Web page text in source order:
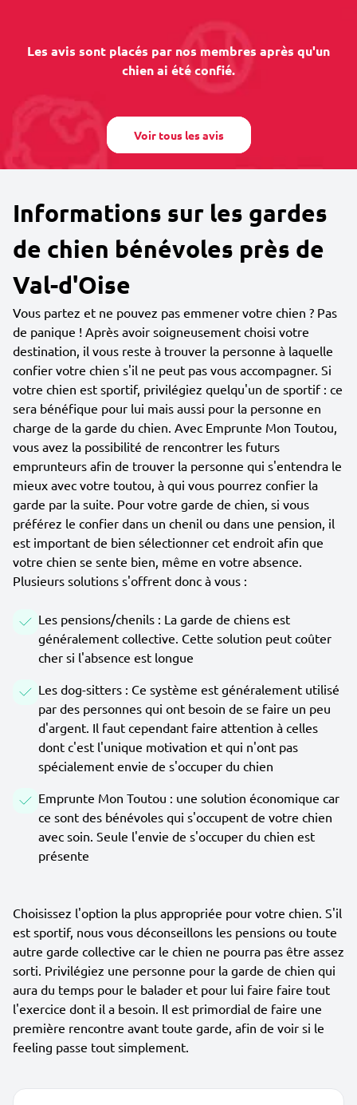
Les avis sont placés par nos membres après qu'un
chien ai été confié.
Voir tous les avis
Informations sur les gardes
de chien bénévoles près de
Val-d'Oise
Vous partez et ne pouvez pas emmener votre chien ? Pas
de panique ! Après avoir soigneusement choisi votre
destination, il vous reste à trouver la personne à laquelle
confier votre chien s'il ne peut pas vous accompagner. Si
votre chien est sportif, privilégiez quelqu'un de sportif : ce
sera bénéfique pour lui mais aussi pour la personne en
charge de la garde du chien. Avec Emprunte Mon Toutou,
vous avez la possibilité de rencontrer les futurs
emprunteurs afin de trouver la personne qui s'entendra le
mieux avec votre toutou, à qui vous pourrez confier la
garde par la suite. Pour votre garde de chien, si vous
préférez le confier dans un chenil ou dans une pension, il
est important de bien sélectionner cet endroit afin que
votre chien se sente bien, même en votre absence.
Plusieurs solutions s'offrent donc à vous :
Les pensions/chenils : La garde de chiens est
généralement collective. Cette solution peut coûter
cher si l'absence est longue
Les dog-sitters : Ce système est généralement utilisé
par des personnes qui ont besoin de se faire un peu
d'argent. Il faut cependant faire attention à celles
dont c'est l'unique motivation et qui n'ont pas
spécialement envie de s'occuper du chien
Emprunte Mon Toutou : une solution économique car
ce sont des bénévoles qui s'occupent de votre chien
avec soin. Seule l'envie de s'occuper du chien est
présente
Choisissez l'option la plus appropriée pour votre chien. S'il
est sportif, nous vous déconseillons les pensions ou toute
autre garde collective car le chien ne pourra pas être assez
sorti. Privilégiez une personne pour la garde de chien qui
aura du temps pour le balader et pour lui faire faire tout
l'exercice dont il a besoin. Il est primordial de faire une
première rencontre avant toute garde, afin de voir si le
feeling passe tout simplement.